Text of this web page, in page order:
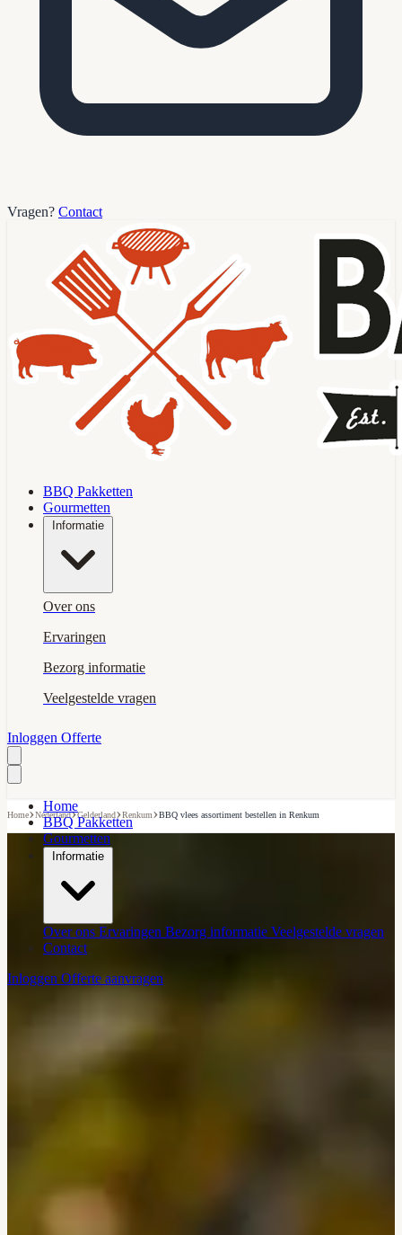
Vragen? Contact
BBQ Pakketten
Gourmetten
Informatie
Over ons
Ervaringen
Bezorg informatie
Veelgestelde vragen
Inloggen Offerte
Home
BBQ Pakketten
Gourmetten
Informatie
Over ons Ervaringen Bezorg informatie Veelgestelde vragen
Contact
Inloggen Offerte aanvragen
Home›Nederland›Gelderland›Renkum›BBQ vlees assortiment bestellen in Renkum